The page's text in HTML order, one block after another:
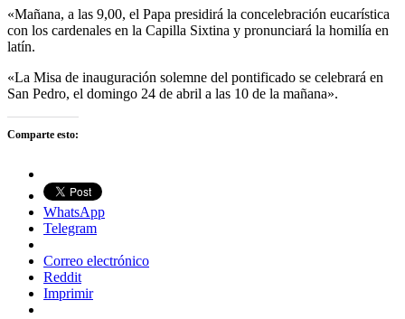
«Mañana, a las 9,00, el Papa presidirá la concelebración eucarística
con los cardenales en la Capilla Sixtina y pronunciará la homilía en
latín.
«La Misa de inauguración solemne del pontificado se celebrará en
San Pedro, el domingo 24 de abril a las 10 de la mañana».
Comparte esto:
WhatsApp
Telegram
Correo electrónico
Reddit
Imprimir